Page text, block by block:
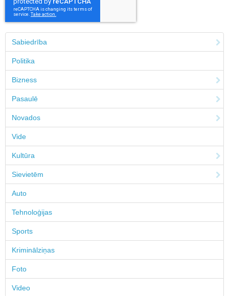
Sabiedrība
Politika
Bizness
Pasaulē
Novados
Vide
Kultūra
Sievietēm
Auto
Tehnoloģijas
Sports
Kriminālziņas
Foto
Video